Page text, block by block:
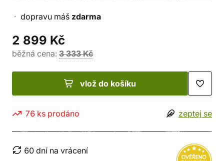
dopravu máš zdarma
2 899 Kč
běžná cena: 3 333 Kč
vlož do košíku
76 ks prodáno zeptej se
60 dní na vrácení